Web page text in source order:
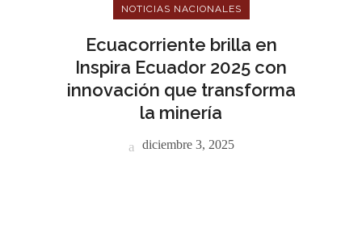
NOTICIAS NACIONALES
Ecuacorriente brilla en
Inspira Ecuador 2025 con
innovación que transforma
la minería
diciembre 3, 2025